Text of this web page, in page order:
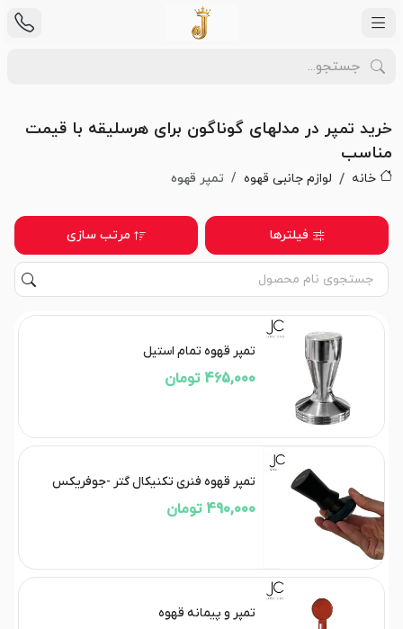
خرید تمپر در مدلهای گوناگون برای هرسلیقه با قیمت
مناسب
خانه لوازم جانبی قهوه تمپر قهوه
فیلترها مرتب سازی
تمپر قهوه تمام استیل
465,000 تومان
تمپر قهوه فنری تکنیکال گتر -جوفریکس
490,000 تومان
تمپر و پیمانه قهوه